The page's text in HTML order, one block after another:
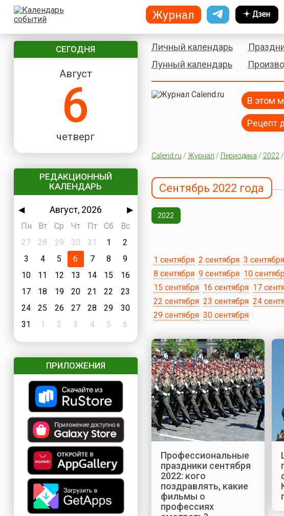
СЕГОДНЯ
Август
6
четверг
РЕДАКЦИОННЫЙ
КАЛЕНДАРЬ
◀ Август, 2026
▶
Пн
Вт Ср Чт Пт Сб
Вс
27
28 29 30 31 1
2
3
4 5 6 7 8
9
10
11 12 13 14 15
16
17
18 19 20 21 22
23
24
25 26 27 28 29
30
31
1 2 3 4 5 6
ПРИЛОЖЕНИЯ
Личный календарь
Лунный календарь
В этом
Рецепт
Calend.ru / Журнал / Периодика / 2022
Сентябрь 2022 года
2022
1 сентября 2 сентября 3 сентября
8 сентября 9 сентября 10
15 сентября 16 сентября 17
22 сентября 23 сентября 24
29 сентября 30 сентября
Профессиональные
праздники сентября
2022: кого
поздравлять, какие
фильмы о
профессиях
Журнал